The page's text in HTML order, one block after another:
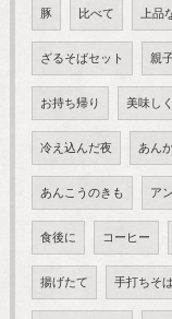
豚 比べて 上品
ざるそばセット 親
お持ち帰り 美味し
冷え込んだ夜 あん
あんこうのきも ア
食後に コーヒー
揚げたて 手打ちそ